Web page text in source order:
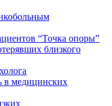
“Точка опоры”
близкого
в медицинских